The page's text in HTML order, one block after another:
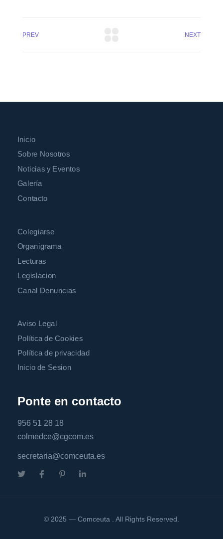
PREV NEXT
Inicio
Sobre Nosotros
Noticias y Eventos
Galería
Contacto
Colegiarse
Organigrama
Lecturas
Legislacion
Canal Denuncias
Aviso Legal
Política de Cookies
Política de privacidad
Inicio de Sesion
Ponte en contacto
956 51 28 18
colmedce@cgcom.es
secretaria@comceuta.es
© 2025 — Comceuta . All Rights Reserved.